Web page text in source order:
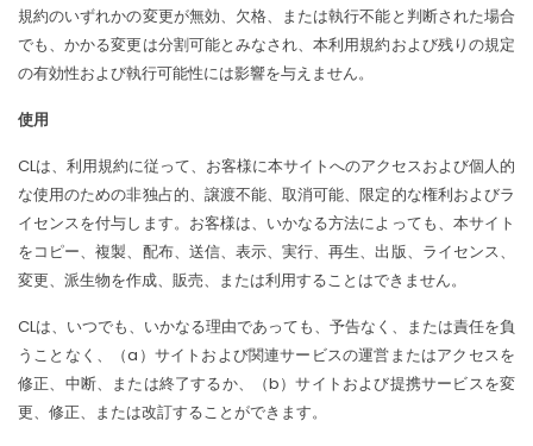
規約のいずれかの変更が無効、欠格、または執行不能と判断された場合
でも、かかる変更は分割可能とみなされ、本利用規約および残りの規定
の有効性および執行可能性には影響を与えません。
使用
CLは、利用規約に従って、お客様に本サイトへのアクセスおよび個人的
な使用のための非独占的、譲渡不能、取消可能、限定的な権利およびラ
イセンスを付与します。お客様は、いかなる方法によっても、本サイト
をコピー、複製、配布、送信、表示、実行、再生、出版、ライセンス、
変更、派生物を作成、販売、または利用することはできません。
CLは、いつでも、いかなる理由であっても、予告なく、または責任を負
うことなく、（a）サイトおよび関連サービスの運営またはアクセスを
修正、中断、または終了するか、（b）サイトおよび提携サービスを変
更、修正、または改訂することができます。